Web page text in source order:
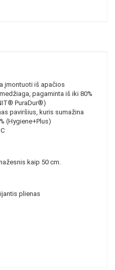
įmontuoti iš apačios
pagaminta iš iki 80%
PuraDur®)
paviršius, kuris sumažina
(Hygiene+Plus)
kaip 50 cm.
plienas